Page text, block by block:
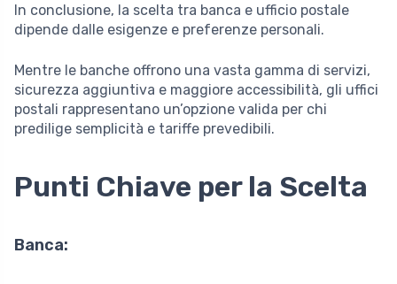
In conclusione, la scelta tra banca e ufficio postale
dipende dalle esigenze e preferenze personali.
Mentre le banche offrono una vasta gamma di servizi,
sicurezza aggiuntiva e maggiore accessibilità, gli uffici
postali rappresentano un’opzione valida per chi
predilige semplicità e tariffe prevedibili.
Punti Chiave per la Scelta
Banca: